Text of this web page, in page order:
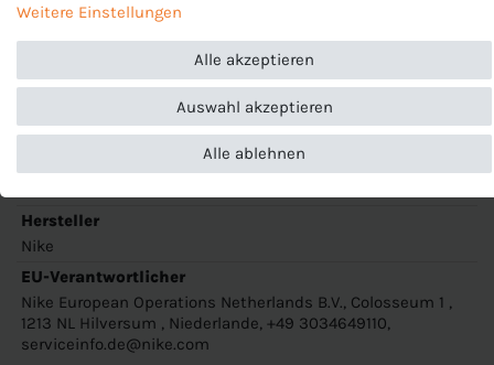
Farbe:rot-schwarz-weiß
Verstärkter Boden
Hersteller
Nike
EU-Verantwortlicher
Nike European Operations Netherlands B.V., Colosseum 1 ,
1213 NL Hilversum , Niederlande, +49 3034649110,
serviceinfo.de@nike.com
erteilt oder abgelehnt werden. Es besteht das Recht, nicht
einzuwilligen und die Einwilligung zu einem späteren
Zeitpunkt zu ändern oder zu widerrufen. Beachten Sie unser
Impressumund weitere Hinweise zur Verwendung
personenbezogener Daten in unsererDaten­schutz­erklärung
Weitere Einstellungen
Alle akzeptieren
Alle ablehnen
Auswahl akzeptieren